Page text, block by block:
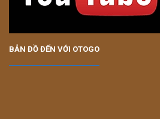
BẢN ĐỒ ĐẾN VỚI OTOGO